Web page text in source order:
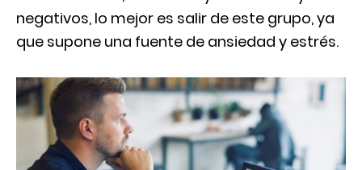
negativos, lo mejor es salir de este grupo, ya
que supone una fuente de ansiedad y estrés.